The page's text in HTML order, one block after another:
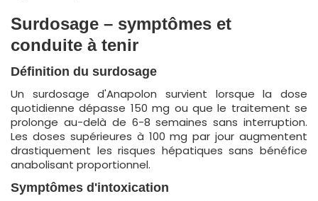
Surdosage – symptômes et
conduite à tenir
Définition du surdosage
Un surdosage d'Anapolon survient lorsque la dose
quotidienne dépasse 150 mg ou que le traitement se
prolonge au-delà de 6-8 semaines sans interruption.
Les doses supérieures à 100 mg par jour augmentent
drastiquement les risques hépatiques sans bénéfice
anabolisant proportionnel.
Symptômes d'intoxication